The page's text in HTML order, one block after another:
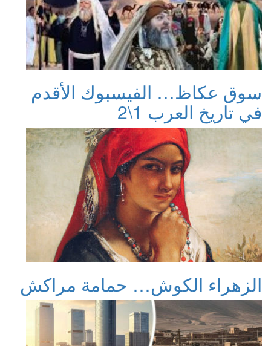
سوق عكاظ… الفيسبوك الأقدم
في تاريخ العرب 1\2
الزهراء الكوش… حمامة مراكش